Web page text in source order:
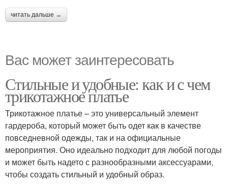
читать дальше →
Вас может заинтересовать
Стильные и удобные: как и с чем
трикотажное платье
Трикотажное платье – это универсальный элемент
гардероба, который может быть одет как в качестве
повседневной одежды, так и на официальные
мероприятия. Оно идеально подходит для любой погоды
и может быть надето с разнообразными аксессуарами,
чтобы создать стильный и удобный образ.